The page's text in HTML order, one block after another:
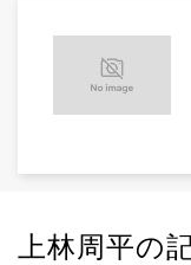
上林周平の